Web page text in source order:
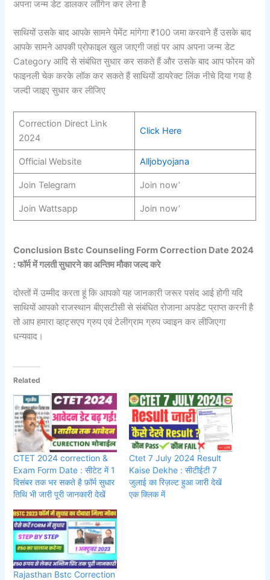
अपना जन्म डेट डालकर लॉगिन कर लेना है
साथियों उसके बाद आपके सामने पेमेंट मांगेगा ₹100 जमा करवाने हैं उसके बाद
आपके सामने आपकी प्रोफाइल खुल जाएगी जहां पर आप अपना जन्म डेट
Category आदि से संबंधित सुधार कर सकते हैं और उसके बाद आप फोरम को
फाइनली चेक करके लॉक कर सकते हैं साथियों डायरेक्ट लिंक नीचे दिया गया है
जल्दी जाइए सुधार कर लीजिए
Correction Direct Link
2024
Click Here
Official Website Alljobyojana
Join Telegram Join now’
Join Wattsapp Join now’
Conclusion Bstc Counseling Form Correction Date 2024
: फॉर्म में गलती सुधारने का अन्तिम मौका जल्द करे
दोस्तों में उम्मीद करता हूं कि आपको यह जानकारी जरूर पसंद आई होगी यदि
साथियों आपको राजस्थान बीएसटीसी से संबंधित रोजाना अपडेट प्राप्त करनी है
तो आप हमारा व्हाट्सएप ग्रुप एवं टेलीग्राम ग्रुप ज्वाइन कर लीजिएगा
धन्यवाद।
Related
CTET 2024 correction &
Exam Form Date : सीटेट में 1
दिसंबर तक भर सकते है फ़ॉर्म सुधार
तिथि भी जारी पूरी जानकारी देखें
Ctet 7 July 2024 Result
Kaise Dekhe : सीटीईटी 7
जुलाई का रिज़ल्ट हुआ जारी देखें
एक क्लिक में
Rajasthan Bstc Correction